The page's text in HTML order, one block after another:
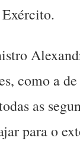
como a de
as
para o